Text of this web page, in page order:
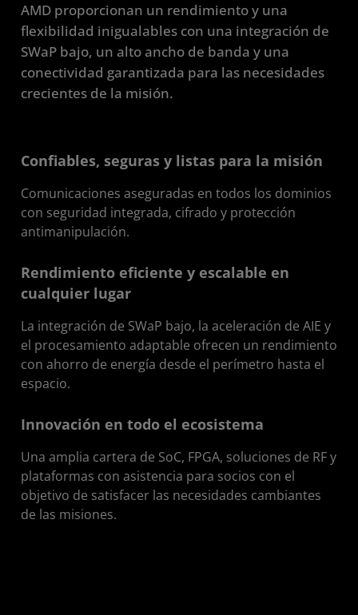
AMD proporcionan un rendimiento y una
flexibilidad inigualables con una integración de
SWaP bajo, un alto ancho de banda y una
conectividad garantizada para las necesidades
crecientes de la misión.
Confiables, seguras y listas para la misión
Comunicaciones aseguradas en todos los dominios
con seguridad integrada, cifrado y protección
antimanipulación.
Rendimiento eficiente y escalable en
cualquier lugar
La integración de SWaP bajo, la aceleración de AIE y
el procesamiento adaptable ofrecen un rendimiento
con ahorro de energía desde el perímetro hasta el
espacio.
Innovación en todo el ecosistema
Una amplia cartera de SoC, FPGA, soluciones de RF y
plataformas con asistencia para socios con el
objetivo de satisfacer las necesidades cambiantes
de las misiones.